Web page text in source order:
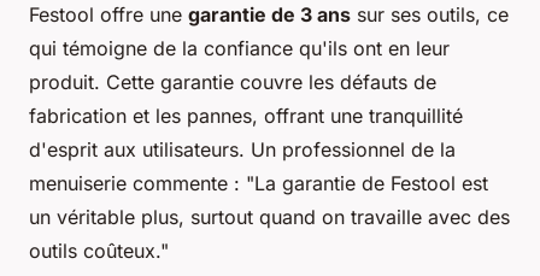
Festool offre une garantie de 3 ans sur ses outils, ce
qui témoigne de la confiance qu'ils ont en leur
produit. Cette garantie couvre les défauts de
fabrication et les pannes, offrant une tranquillité
d'esprit aux utilisateurs. Un professionnel de la
menuiserie commente : "La garantie de Festool est
un véritable plus, surtout quand on travaille avec des
outils coûteux."